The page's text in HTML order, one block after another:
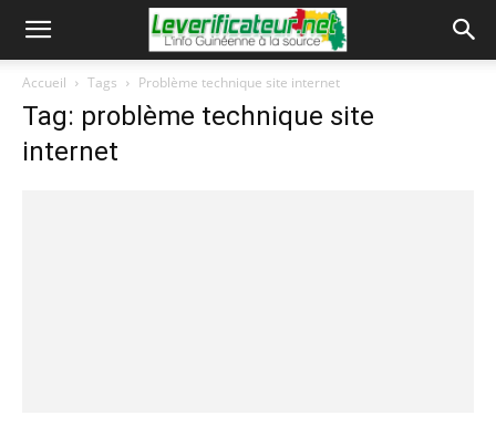
Accueil Tags Problème technique site internet
Tag: problème technique site
internet